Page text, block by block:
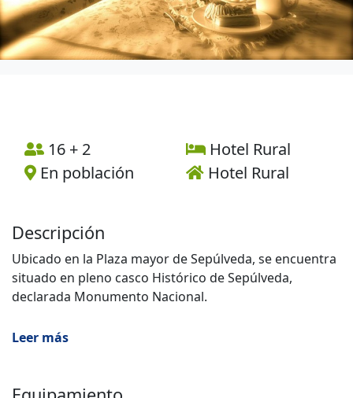
16 + 2
Hotel Rural
En población
Hotel Rural
Descripción
Ubicado en la Plaza mayor de Sepúlveda, se encuentra
situado en pleno casco Histórico de Sepúlveda,
declarada Monumento Nacional.
En el edificio, antigua casa parroquial y barbería de
últimas tecnologías. El resultado es un conjunto
Leer más